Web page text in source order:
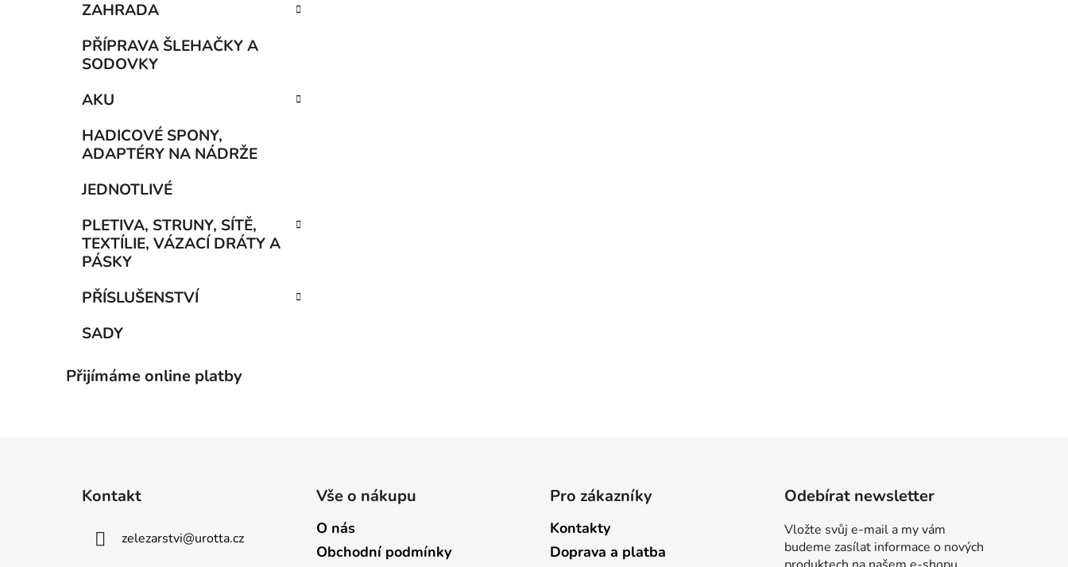
ZAHRADA
PŘÍPRAVA ŠLEHAČKY A
SODOVKY
AKU
HADICOVÉ SPONY,
ADAPTÉRY NA NÁDRŽE
JEDNOTLIVÉ
PLETIVA, STRUNY, SÍTĚ,
TEXTÍLIE, VÁZACÍ DRÁTY A
PÁSKY
PŘÍSLUŠENSTVÍ
SADY
Přijímáme online platby
Kontakt
zelezarstvi@urotta.cz
Vše o nákupu
O nás
Obchodní podmínky
Pro zákazníky
Kontakty
Doprava a platba
Odebírat newsletter
Vložte svůj e-mail a my vám
budeme zasílat informace o nových